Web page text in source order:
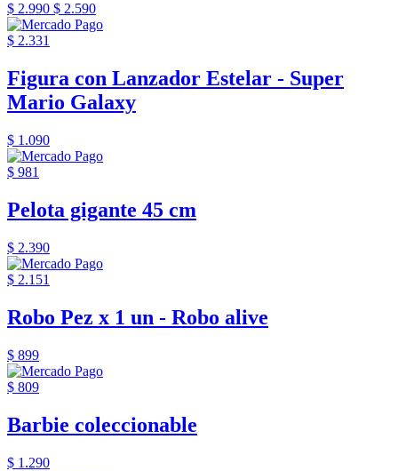
$ 2.990 $ 2.590
$ 2.331
Figura con Lanzador Estelar - Super
Mario Galaxy
$ 1.090
$ 981
Pelota gigante 45 cm
$ 2.390
$ 2.151
Robo Pez x 1 un - Robo alive
$ 899
$ 809
Barbie coleccionable
$ 1.290